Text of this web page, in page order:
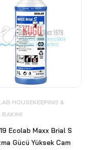
HOUSEKEEPING &
BAKIMI
Ecolab Maxx Brial S
Gücü Yüksek Cam